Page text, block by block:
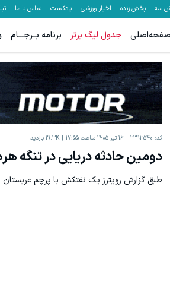
سه پخش زنده اخبار ورزشی پادکست تماس با ما
صفحه‌اصلی جدول لیگ برتر برنامه بــرجـــام
کد: 2393540 16 تیر 1405 ساعت 17:55 19.3K بازدید
دومین حادثه دریایی در تنگه
طبق گزارش رویترز یک نفتکش با پرچم